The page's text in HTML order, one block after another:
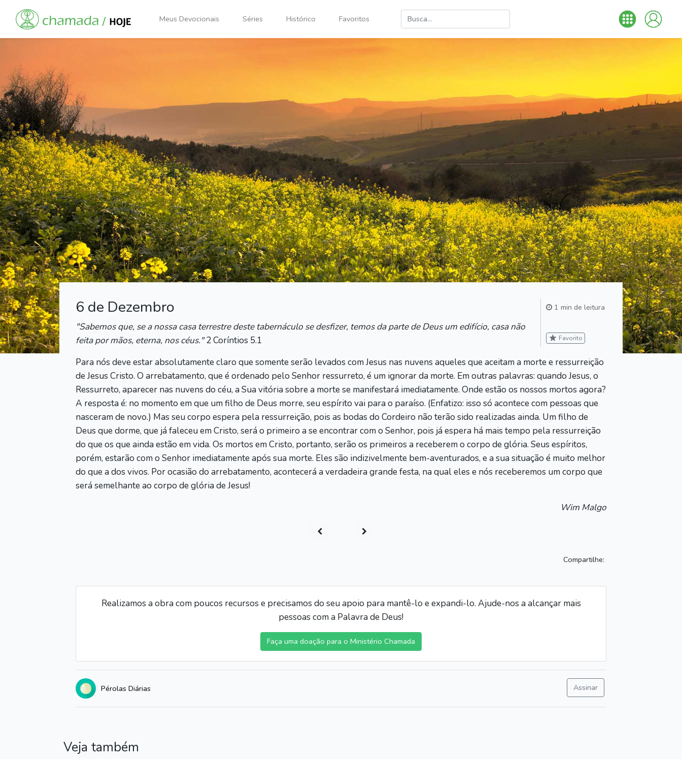
Meus Devocionais Séries Histórico Favoritos
1 min de leitura
star Favorito
6 de Dezembro
"Sabemos que, se a nossa casa terrestre deste tabernáculo se desfizer, temos da parte de Deus um edifício, casa não
feita por mãos, eterna, nos céus."2 Coríntios 5.1
Para nós deve estar absolutamente claro que somente serão levados com Jesus nas nuvens aqueles que aceitam a morte e ressurreição
de Jesus Cristo. O arrebatamento, que é ordenado pelo Senhor ressurreto, é um ignorar da morte. Em outras palavras: quando Jesus, o
Ressurreto, aparecer nas nuvens do céu, a Sua vitória sobre a morte se manifestará imediatamente. Onde estão os nossos mortos agora?
A resposta é: no momento em que um filho de Deus morre, seu espírito vai para o paraíso. (Enfatizo: isso só acontece com pessoas que
nasceram de novo.) Mas seu corpo espera pela ressurreição, pois as bodas do Cordeiro não terão sido realizadas ainda. Um filho de
Deus que dorme, que já faleceu em Cristo, será o primeiro a se encontrar com o Senhor, pois já espera há mais tempo pela ressurreição
do que os que ainda estão em vida. Os mortos em Cristo, portanto, serão os primeiros a receberem o corpo de glória. Seus espíritos,
porém, estarão com o Senhor imediatamente após sua morte. Eles são indizivelmente bem-aventurados, e a sua situação é muito melhor
do que a dos vivos. Por ocasião do arrebatamento, acontecerá a verdadeira grande festa, na qual eles e nós receberemos um corpo que
será semelhante ao corpo de glória de Jesus!
Wim Malgo
Compartilhe:
Realizamos a obra com poucos recursos e precisamos do seu apoio para mantê-lo e expandi-lo. Ajude-nos a alcançar mais
pessoas com a Palavra de Deus!
Faça uma doação para o Ministério Chamada
Pérolas Diárias Assinar
Veja também